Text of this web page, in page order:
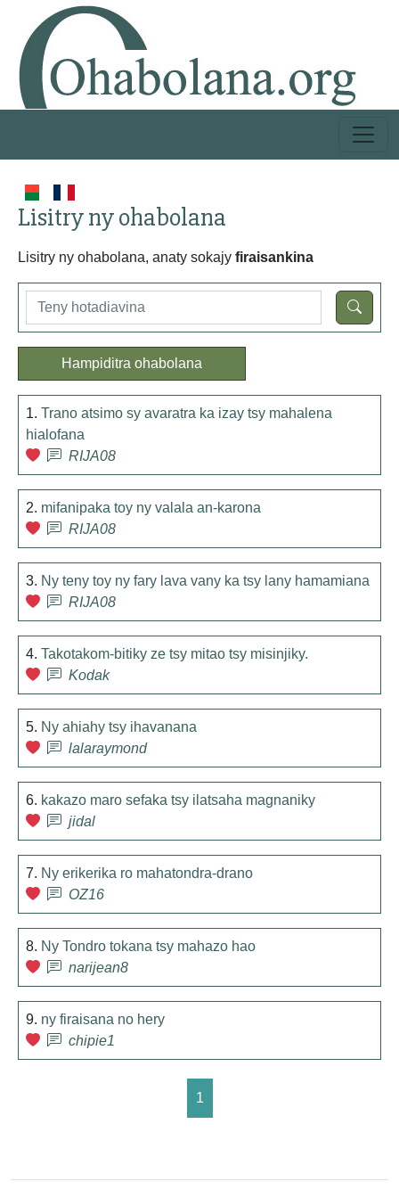
Lisitry ny ohabolana
Lisitry ny ohabolana, anaty sokajy firaisankina
Hampiditra ohabolana
1. Trano atsimo sy avaratra ka izay tsy mahalena
hialofana
RIJA08
2. mifanipaka toy ny valala an-karona
RIJA08
3. Ny teny toy ny fary lava vany ka tsy lany hamamiana
RIJA08
4. Takotakom-bitiky ze tsy mitao tsy misinjiky.
Kodak
5. Ny ahiahy tsy ihavanana
lalaraymond
6. kakazo maro sefaka tsy ilatsaha magnaniky
jidal
7. Ny erikerika ro mahatondra-drano
OZ16
8. Ny Tondro tokana tsy mahazo hao
narijean8
9. ny firaisana no hery
chipie1
1